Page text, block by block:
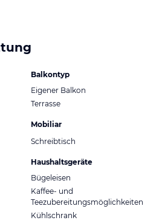
Balkontyp
Eigener Balkon
Terrasse
Mobiliar
Schreibtisch
Haushaltsgeräte
Bügeleisen
Kaffee- und
Teezubereitungsmöglichkeiten
Kühlschrank